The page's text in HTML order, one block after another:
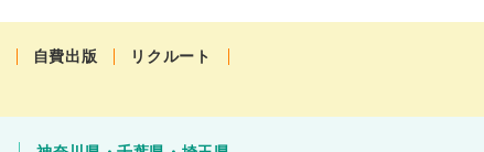
自費出版
リクルート